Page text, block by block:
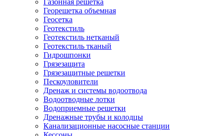
Георешетка объемная
Геосетка
Геотекстиль
Геотекстиль нетканый
Геотекстиль тканый
Гидрошпонки
Грязезащита
Грязезащитные решетки
Пескоуловители
Дренаж и системы водоотвода
Водоотводные лотки
Водоприемные решетки
Дренажные трубы и колодцы
Канализационные насосные станции